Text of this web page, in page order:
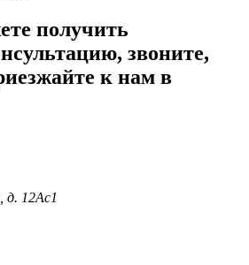
получить
звоните,
к нам в
д. 12Ас1